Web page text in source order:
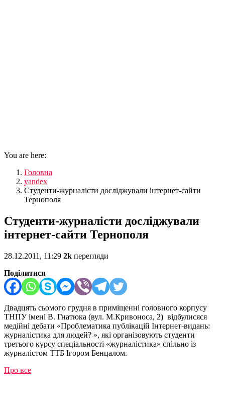
You are here:
Головна
yandex
Студенти-журналісти досліджували інтернет-сайти
Тернополя
Студенти-журналісти досліджували
інтернет-сайти Тернополя
28.12.2011, 11:29 2k перегляди
Поділитися
Двадцять сьомого грудня в приміщенні головного корпусу
ТНПУ імені В. Гнатюка (вул. М.Кривоноса, 2) відбулисяся
медійні дебати «Проблематика публікацій Інтернет-видань:
журналістика для людей? », які організовують студенти
третього курсу спеціальності «журналістика» спільно із
журналістом ТТБ Ігором Бенцалом.
Про все